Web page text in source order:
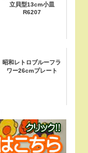
立貝型13cm小皿
R6207
昭和レトロブルーフラ
ワー26cmプレート